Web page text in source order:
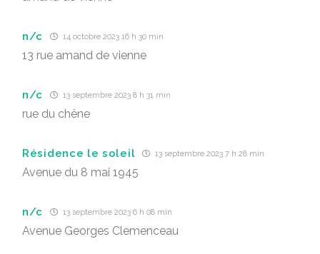
n/c 14 octobre 2023 16 h 30 min
13 rue amand de vienne
n/c 13 septembre 2023 8 h 31 min
rue du chêne
Résidence le soleil 13 septembre 2023 7 h 28 min
Avenue du 8 mai 1945
n/c 13 septembre 2023 6 h 08 min
Avenue Georges Clemenceau